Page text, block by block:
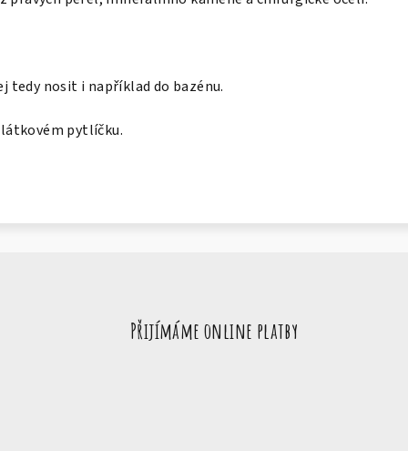
tedy nosit i například do bazénu.
látkovém pytlíčku.
Přijímáme online platby